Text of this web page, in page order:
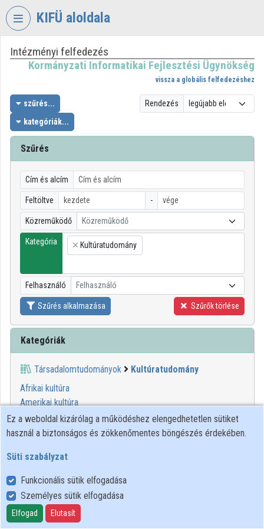
Fejléc kihagyása
KIFÜ aloldala
VIDEOTORIUM
INFORMATIKAI
FEJLESZTÉSI
ÜGYNÖKSÉG
Intézményi kezdőlap
Bejelentkezés
Intézményi felfedezés
Kategóriák
Intézményi listák
Intézmények
Közreműködők
Intézményi felfedezés
Kormányzati Informatikai Fejlesztési Ügynökség
vissza a globális felfedezéshez
szűrés...
kategóriák...
Rendezés
Szűrés
Cím és alcím
Feltöltve -
Közreműködő Közreműködő
Kategória
×
Kultúratudomány
Felhasználó Felhasználó
Szűrés alkalmazása Szűrők törlése
Kategóriák
Társadalomtudományok
Kultúratudomány
Afrikai kultúra
Amerikai kultúra
Angolszász kultúra
Arab kultúra
Bizánci kultúra
Európai kultúra
Iszlám kultúra
Keleti kultúra
Ez a weboldal kizárólag a működéshez elengedhetetlen sütiket
használ a biztonságos és zökkenőmentes böngészés érdekében.
Süti szabályzat
Funkcionális sütik elfogadása
Személyes sütik elfogadása
Elfogad Elutasít